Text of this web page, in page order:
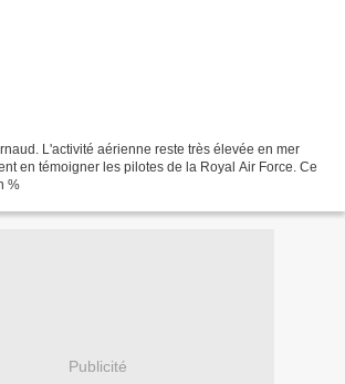
L'activité aérienne reste très élevée en mer
en témoigner les pilotes de la Royal Air Force. Ce
%
Publicité